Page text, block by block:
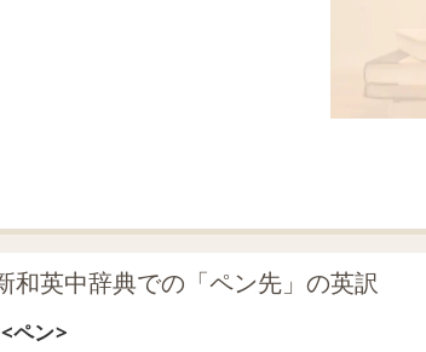
和英中辞典での「ペン先」の英訳
ペン>